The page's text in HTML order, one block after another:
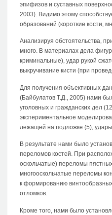
эпифизов и суставных
2003). Видимо этому
образований (короткие кости,
Анализируя обстоятельства,
много. В материалах дела
криминальные), удар рукой
выкручивание кисти (при
Для получения объективных
(Байбулатов Т.Д., 2005) нами
уголовных и гражданских дел
экспериментальное
лежащей на подложке (5), удары
В результате нами было
переломов костей. При
оскольчатые) переломы
многооскольчатые переломы
к формированию
отломков.
Кроме того, нами было